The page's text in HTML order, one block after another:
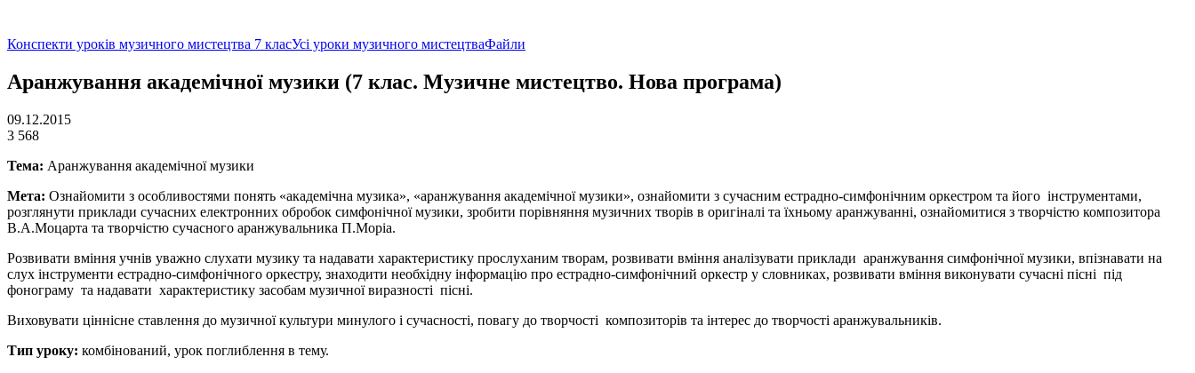
Конспекти уроків музичного мистецтва 7 класУсі уроки музичного мистецтваФайли
Аранжування академічної музики (7 клас. Музичне мистецтво. Нова програма)
09.12.2015
3 568
Тема: Аранжування академічної музики
Мета: Ознайомити з особливостями понять «академічна музика», «аранжування академічної музики», ознайомити з сучасним естрадно-симфонічним оркестром та його інструментами,
розглянути приклади сучасних електронних обробок симфонічної музики, зробити порівняння музичних творів в оригіналі та їхньому аранжуванні, ознайомитися з творчістю композитора
В.А.Моцарта та творчістю сучасного аранжувальника П.Моріа.
Розвивати вміння учнів уважно слухати музику та надавати характеристику прослуханим творам, розвивати вміння аналізувати приклади аранжування симфонічної музики, впізнавати на
слух інструменти естрадно-симфонічного оркестру, знаходити необхідну інформацію про естрадно-симфонічний оркестр у словниках, розвивати вміння виконувати сучасні пісні під
фонограму та надавати характеристику засобам музичної виразності пісні.
Виховувати ціннісне ставлення до музичної культури минулого і сучасності, повагу до творчості композиторів та інтерес до творчості аранжувальників.
Тип уроку: комбінований, урок поглиблення в тему.